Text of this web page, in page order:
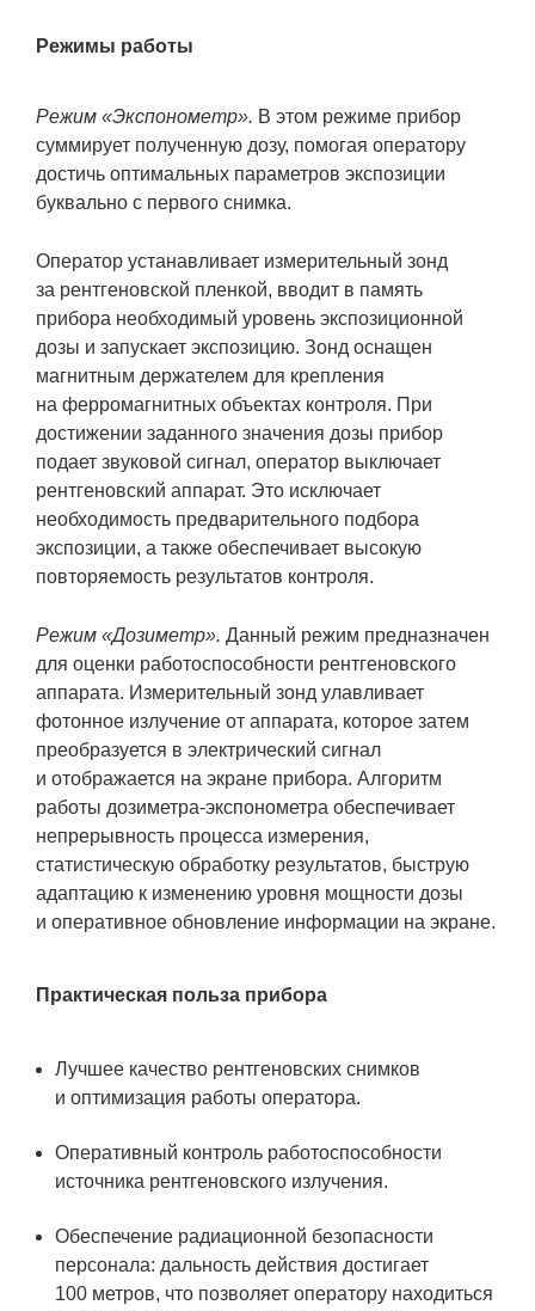
Режимы работы
Режим «Экспонометр». В этом режиме прибор
суммирует полученную дозу, помогая оператору
достичь оптимальных параметров экспозиции
буквально с первого снимка.
Оператор устанавливает измерительный зонд
за рентгеновской пленкой, вводит в память
прибора необходимый уровень экспозиционной
дозы и запускает экспозицию. Зонд оснащен
магнитным держателем для крепления
на ферромагнитных объектах контроля. При
достижении заданного значения дозы прибор
подает звуковой сигнал, оператор выключает
рентгеновский аппарат. Это исключает
необходимость предварительного подбора
экспозиции, а также обеспечивает высокую
повторяемость результатов контроля.
Режим «Дозиметр». Данный режим предназначен
для оценки работоспособности рентгеновского
аппарата. Измерительный зонд улавливает
фотонное излучение от аппарата, которое затем
преобразуется в электрический сигнал
и отображается на экране прибора. Алгоритм
работы дозиметра-экспонометра обеспечивает
непрерывность процесса измерения,
статистическую обработку результатов, быструю
адаптацию к изменению уровня мощности дозы
и оперативное обновление информации на экране.
Практическая польза прибора
Лучшее качество рентгеновских снимков
и оптимизация работы оператора.
Оперативный контроль работоспособности
источника рентгеновского излучения.
Обеспечение радиационной безопасности
персонала: дальность действия достигает
100 метров, что позволяет оператору находиться